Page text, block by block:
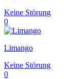
Keine Störung
0
Limango
Keine Störung
0